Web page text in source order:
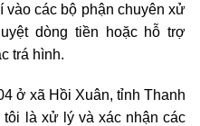
các bộ phận chuyên xử
dòng tiền hoặc hỗ trợ
trá hình.
ở xã Hồi Xuân, tỉnh Thanh
tôi là xử lý và xác nhận các